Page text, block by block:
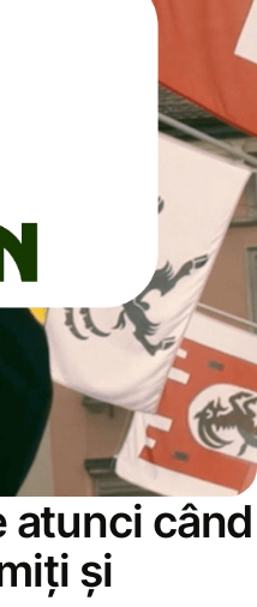
atunci când
și